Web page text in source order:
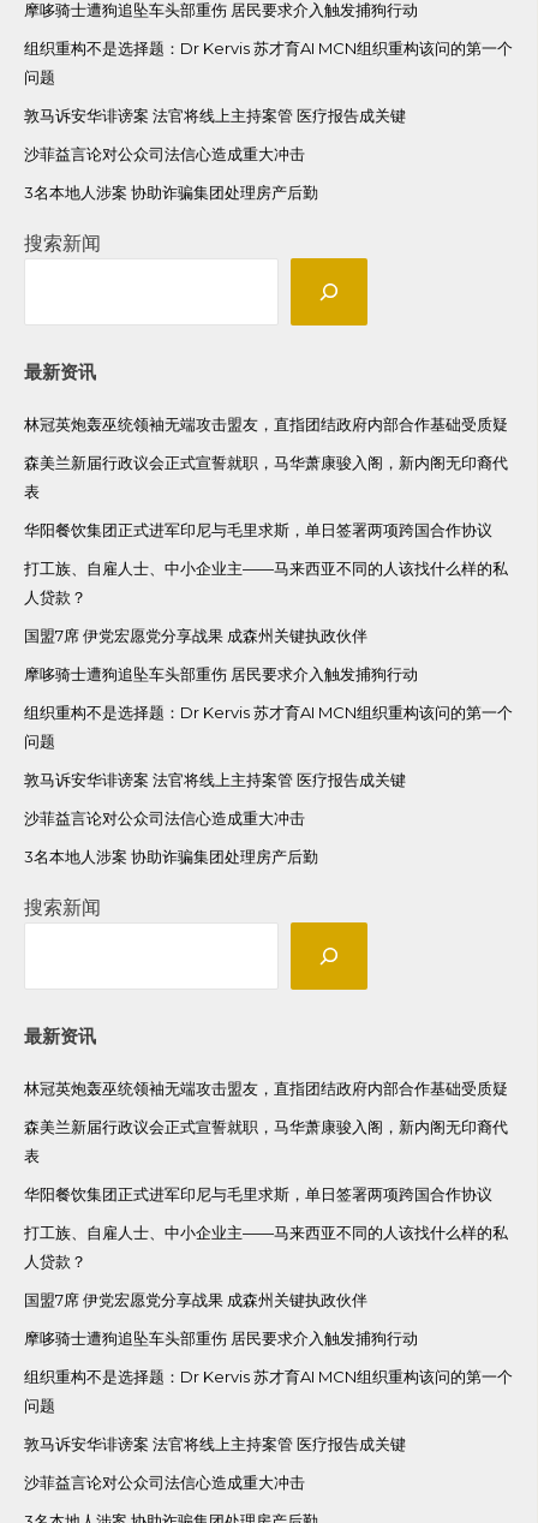
摩哆骑士遭狗追坠车头部重伤 居民要求介入触发捕狗行动
组织重构不是选择题：Dr Kervis 苏才育AI MCN组织重构该问的第一个
问题
敦马诉安华诽谤案 法官将线上主持案管 医疗报告成关键
沙菲益言论对公众司法信心造成重大冲击
3名本地人涉案 协助诈骗集团处理房产后勤
搜索新闻
最新资讯
林冠英炮轰巫统领袖无端攻击盟友，直指团结政府内部合作基础受质疑
森美兰新届行政议会正式宣誓就职，马华萧康骏入阁，新内阁无印裔代
表
华阳餐饮集团正式进军印尼与毛里求斯，单日签署两项跨国合作协议
打工族、自雇人士、中小企业主——马来西亚不同的人该找什么样的私
人贷款？
国盟7席 伊党宏愿党分享战果 成森州关键执政伙伴
摩哆骑士遭狗追坠车头部重伤 居民要求介入触发捕狗行动
组织重构不是选择题：Dr Kervis 苏才育AI MCN组织重构该问的第一个
问题
敦马诉安华诽谤案 法官将线上主持案管 医疗报告成关键
沙菲益言论对公众司法信心造成重大冲击
3名本地人涉案 协助诈骗集团处理房产后勤
搜索新闻
最新资讯
林冠英炮轰巫统领袖无端攻击盟友，直指团结政府内部合作基础受质疑
森美兰新届行政议会正式宣誓就职，马华萧康骏入阁，新内阁无印裔代
表
华阳餐饮集团正式进军印尼与毛里求斯，单日签署两项跨国合作协议
打工族、自雇人士、中小企业主——马来西亚不同的人该找什么样的私
人贷款？
国盟7席 伊党宏愿党分享战果 成森州关键执政伙伴
摩哆骑士遭狗追坠车头部重伤 居民要求介入触发捕狗行动
组织重构不是选择题：Dr Kervis 苏才育AI MCN组织重构该问的第一个
问题
敦马诉安华诽谤案 法官将线上主持案管 医疗报告成关键
沙菲益言论对公众司法信心造成重大冲击